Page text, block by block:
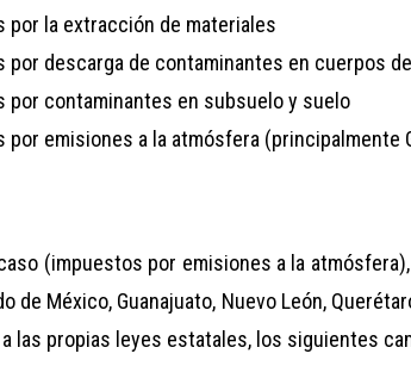
por la extracción de materiales
por descarga de contaminantes en cuerpos
por contaminantes en subsuelo y suelo
por emisiones a la atmósfera (principalmente
(impuestos por emisiones a la
de México, Guanajuato, Nuevo León,
las propias leyes estatales, los siguientes